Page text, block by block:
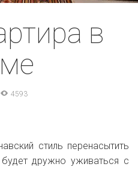
в
4593
стиль перенасытить
дружно уживаться с